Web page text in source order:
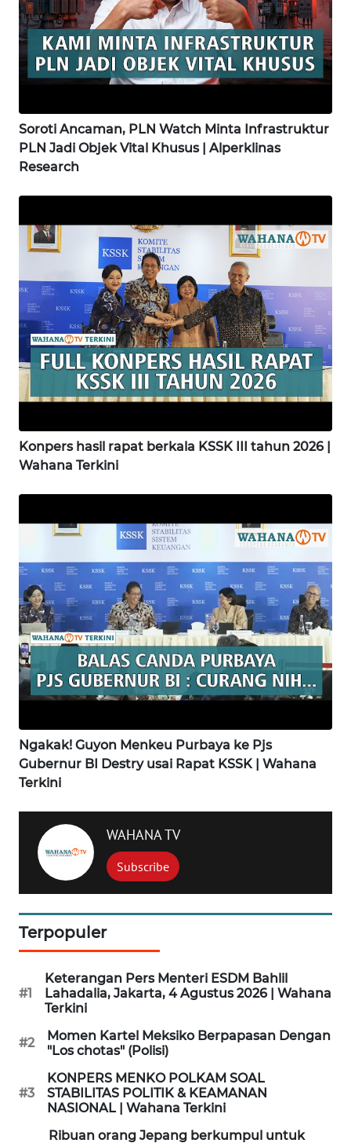
Soroti Ancaman, PLN Watch Minta Infrastruktur
PLN Jadi Objek Vital Khusus | Alperklinas
Research
Konpers hasil rapat berkala KSSK III tahun 2026 |
Wahana Terkini
Ngakak! Guyon Menkeu Purbaya ke Pjs
Gubernur BI Destry usai Rapat KSSK | Wahana
Terkini
WAHANA TV
Subscribe
Terpopuler
#1
Keterangan Pers Menteri ESDM Bahlil
Lahadalia, Jakarta, 4 Agustus 2026 | Wahana
Terkini
#2
Momen Kartel Meksiko Berpapasan Dengan
"Los chotas" (Polisi)
#3
KONPERS MENKO POLKAM SOAL
STABILITAS POLITIK & KEAMANAN
NASIONAL | Wahana Terkini
Ribuan orang Jepang berkumpul untuk
WN
SUKABUMI
WN
WN
PRIANGAN
TIMUR
SEMARANG
SOLO
WN
BOROBUDUR
MADURA
WN
SURABAYA
NATUNA
WN
BINTAN
WN
MANDALIKA
WN
LIKUPANG
WN
LABUANBAJO
BORNEO
Wahana
WAHANA
NEWS
WAHANA
TANI
WAHANA
ADVOKAT
WAHANA
INFRASTRUKTUR